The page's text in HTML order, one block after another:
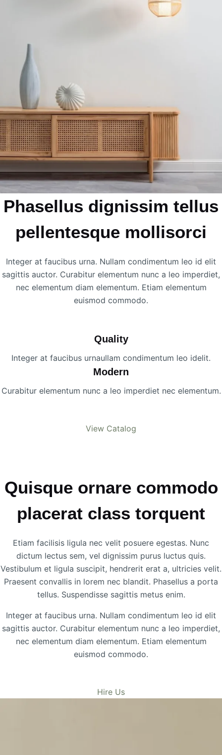
Phasellus dignissim tellus
pellentesque mollisorci
Integer at faucibus urna. Nullam condimentum leo id elit
sagittis auctor. Curabitur elementum nunc a leo imperdiet,
nec elementum diam elementum. Etiam elementum
euismod commodo.
Quality
Integer at faucibus urnaullam condimentum leo idelit.
Modern
Curabitur elementum nunc a leo imperdiet nec elementum.
View Catalog
Quisque ornare commodo
placerat class torquent
Etiam facilisis ligula nec velit posuere egestas. Nunc
dictum lectus sem, vel dignissim purus luctus quis.
Vestibulum et ligula suscipit, hendrerit erat a, ultricies velit.
Praesent convallis in lorem nec blandit. Phasellus a porta
tellus. Suspendisse sagittis metus enim.
Integer at faucibus urna. Nullam condimentum leo id elit
sagittis auctor. Curabitur elementum nunc a leo imperdiet,
nec elementum diam elementum. Etiam elementum
euismod commodo.
Hire Us